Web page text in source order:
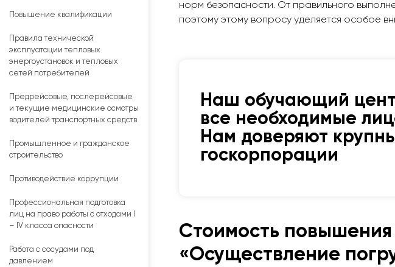
Повышение квалификации
Правила технической
эксплуатации тепловых
энергоустановок и тепловых
сетей потребителей
Предрейсовые, послерейсовые
и текущие медицинские осмотры
водителей транспортных средств
Промышленное и гражданское
строительство
Противодействие коррупции
Профессиональная подготовка
лиц на право работы с отходами I
– IV класса опасности
Работа с сосудами под
давлением
норм безопасности. От правильного
поэтому этому вопросу уделяется особое
Наш обучающий
все необходимые
Нам доверяют
госкорпорации
Стоимость
«Осуществление